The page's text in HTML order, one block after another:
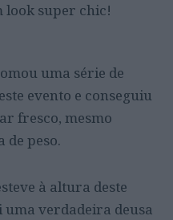
look super chic!
uma série de
evento e conseguiu
fresco, mesmo
peso.
à altura deste
uma verdadeira deusa